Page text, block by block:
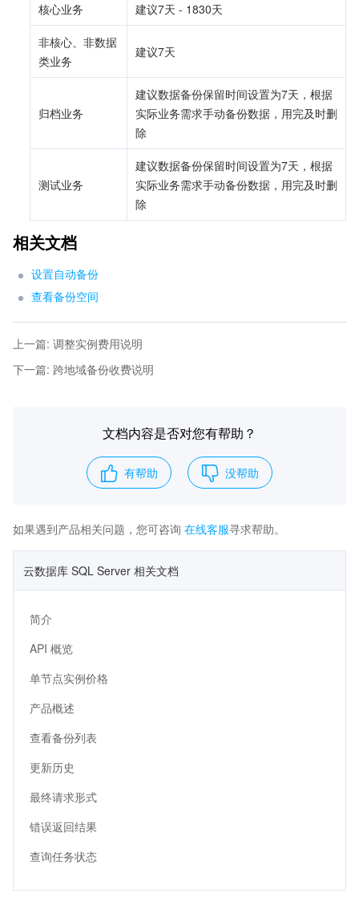
核心业务 建议7天 - 1830天
非核心、非数据
类业务
建议7天
归档业务
建议数据备份保留时间设置为7天，根据
实际业务需求手动备份数据，用完及时删
除
测试业务
建议数据备份保留时间设置为7天，根据
实际业务需求手动备份数据，用完及时删
除
相关文档
设置自动备份
查看备份空间
上一篇: 调整实例费用说明
下一篇: 跨地域备份收费说明
文档内容是否对您有帮助？
有帮助 没帮助
如果遇到产品相关问题，您可咨询 在线客服寻求帮助。
云数据库 SQL Server 相关文档
简介
API 概览
单节点实例价格
产品概述
查看备份列表
更新历史
最终请求形式
错误返回结果
查询任务状态